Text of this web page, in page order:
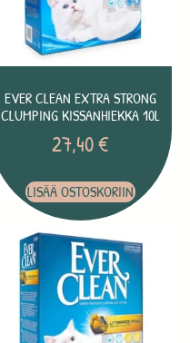
EVER CLEAN EXTRA STRONG
CLUMPING KISSANHIEKKA 10L
27,40€
LISÄÄ OSTOSKORIIN